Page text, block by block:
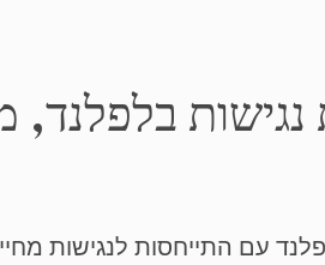
נגישות
עם התייחסות לנגישות